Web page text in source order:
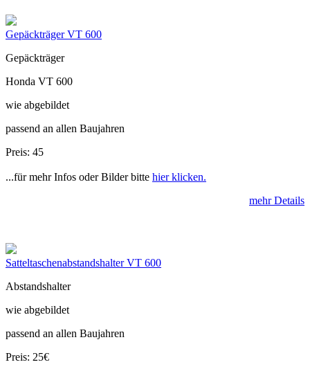
Gepäckträger VT 600
Gepäckträger
Honda VT 600
wie abgebildet
passend an allen Baujahren
Preis: 45
...für mehr Infos oder Bilder bitte hier klicken.
mehr Details
Satteltaschenabstandshalter VT 600
Abstandshalter
wie abgebildet
passend an allen Baujahren
Preis: 25€